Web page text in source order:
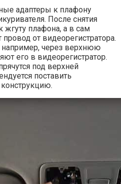
адаптеры к плафону
После снятия
жгуту плафона, а в сам
от видеорегистратора.
через верхнюю
его в видеорегистратор.
под верхней
поставить